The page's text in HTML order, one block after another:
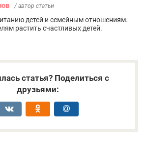
/ автор статьи
детей и семейным отношениям.
растить счастливых детей.
статья? Поделиться с
друзьями: